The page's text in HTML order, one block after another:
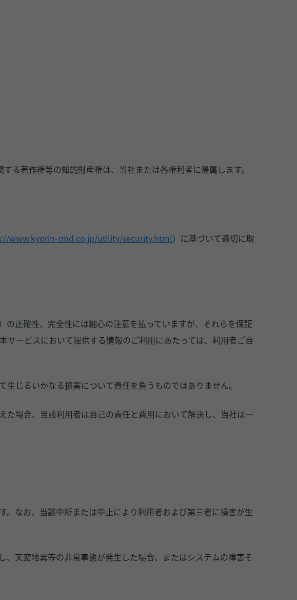
る著作権等の知的財産権は、当社または各権利者に帰属します。
www.kyorin-rmd.co.jp/utility/security.html）に基づいて適切に取
正確性、完全性には細心の注意を払っていますが、それらを保証
ービスにおいて提供する情報のご利用にあたっては、利用者ご自
じるいかなる損害について責任を負うものではありません。
場合、当該利用者は自己の責任と費用において解決し、当社は一
なお、当該中断または中止により利用者および第三者に損害が生
天変地異等の非常事態が発生した場合、またはシステムの障害そ